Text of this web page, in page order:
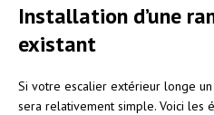
Installation d’une
existant
Si votre escalier extérieur longe
sera relativement simple. Voici les